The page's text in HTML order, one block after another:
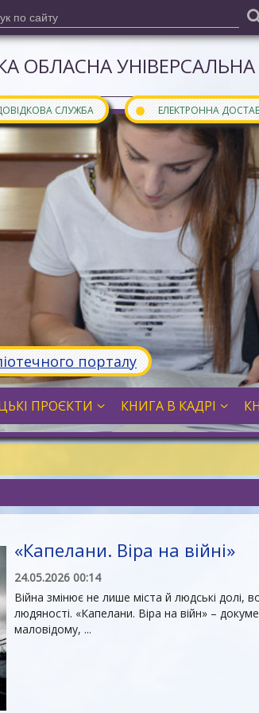
ОБЛАСНА УНІВЕРСАЛЬНА
СЛУЖБА ● ЕЛЕКТРОННА
порталу
ПРОЄКТИ КНИГА В КАДРІ
«Капелани. Віра на війні»
24.05.2026 00:14
Війна змінює не лише міста й людські долі,
людяності. «Капелани. Віра на війн» –
маловідому, ...